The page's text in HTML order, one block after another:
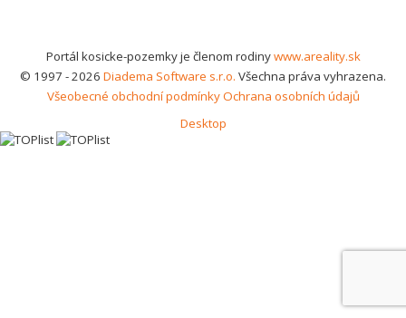
Portál kosicke-pozemky je členom rodinywww.areality.sk
© 1997 - 2026 Diadema Software s.r.o. Všechna práva vyhrazena.
Všeobecné obchodní podmínkyOchrana osobních údajů
Desktop